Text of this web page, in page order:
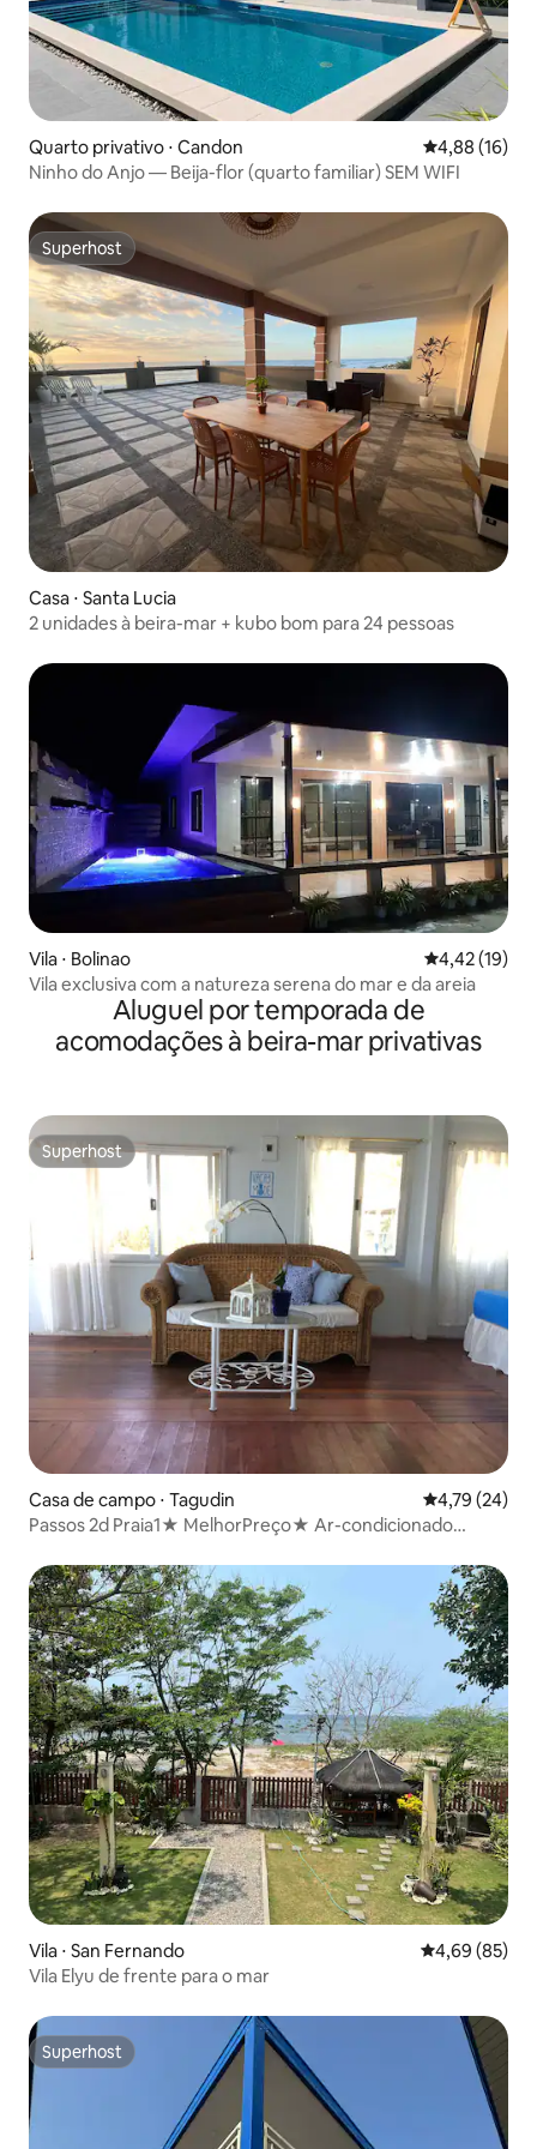
Quarto privativo ⋅ Candon 4,88 de uma
4,88 (16)
Ninho do Anjo — Beija-flor (quarto familiar) SEM WIFI
Superhost
Superhost
Casa ⋅ Santa Lucia
2 unidades à beira-mar + kubo bom para 24 pessoas
Vila ⋅ Bolinao 4,42 de uma
4,42 (19)
Vila exclusiva com a natureza serena do mar e da areia
Aluguel por temporada de
acomodações à beira-mar privativas
Superhost
Superhost
Casa de campo ⋅ Tagudin 4,79 de uma
4,79 (24)
Passos 2d Praia1★ MelhorPreço★ Ar-condicionado
Vila ⋅ San Fernando 4,69 de uma
4,69 (85)
Vila Elyu de frente para o mar
Superhost
Superhost